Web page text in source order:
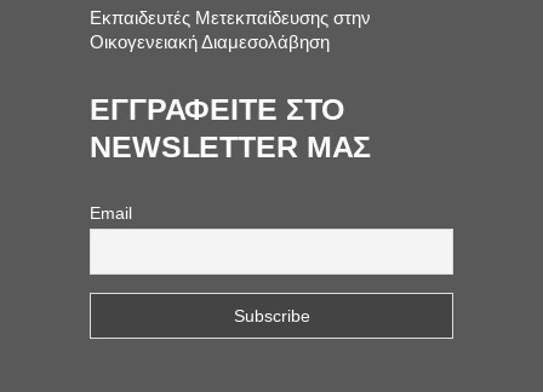
Εκπαιδευτές Μετεκπαίδευσης στην
Οικογενειακή Διαμεσολάβηση
ΕΓΓΡΑΦΕΙΤΕ ΣΤΟ
NEWSLETTER ΜΑΣ
Email